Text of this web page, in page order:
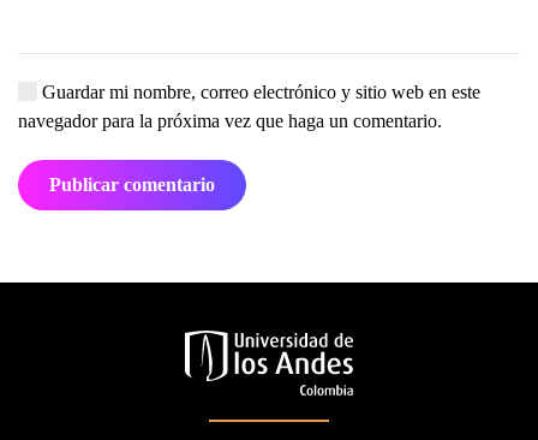
Guardar mi nombre, correo electrónico y sitio web en este
navegador para la próxima vez que haga un comentario.
Publicar comentario